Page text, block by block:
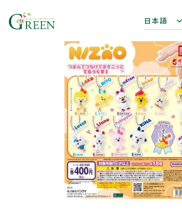
日本語